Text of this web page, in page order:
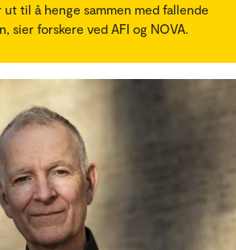
ut til å henge sammen med fallende
sier forskere ved AFI og NOVA.